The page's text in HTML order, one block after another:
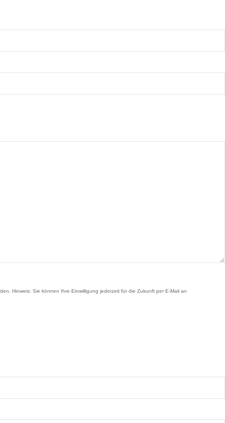
Hinweis: Sie können Ihre Einwilligung jederzeit für die Zukunft per E-Mail an